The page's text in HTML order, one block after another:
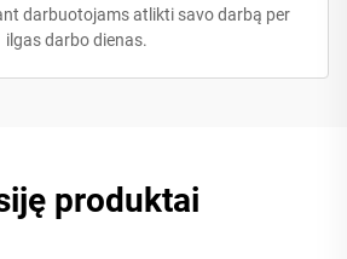
darbuotojams atlikti savo darbą per
ilgas darbo dienas.
produktai